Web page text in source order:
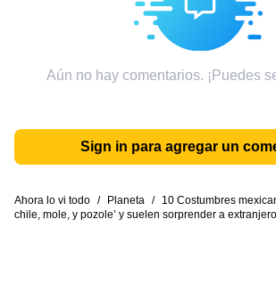
Aún no hay comentarios. ¡Puedes
Sign in para agregar un
Ahora lo vi todo / Planeta /
10 Costumbres
chile, mole, y pozole’ y suelen sorprender a